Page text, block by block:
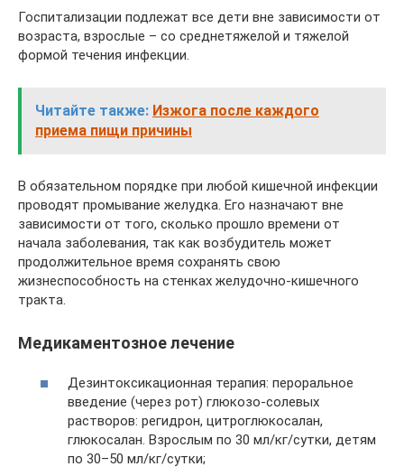
Госпитализации подлежат все дети вне зависимости от
возраста, взрослые – со среднетяжелой и тяжелой
формой течения инфекции.
Читайте также: Изжога после каждого
приема пищи причины
В обязательном порядке при любой кишечной инфекции
проводят промывание желудка. Его назначают вне
зависимости от того, сколько прошло времени от
начала заболевания, так как возбудитель может
продолжительное время сохранять свою
жизнеспособность на стенках желудочно-кишечного
тракта.
Медикаментозное лечение
Дезинтоксикационная терапия: пероральное
введение (через рот) глюкозо-солевых
растворов: регидрон, цитроглюкосалан,
глюкосалан. Взрослым по 30 мл/кг/сутки, детям
по 30–50 мл/кг/сутки;